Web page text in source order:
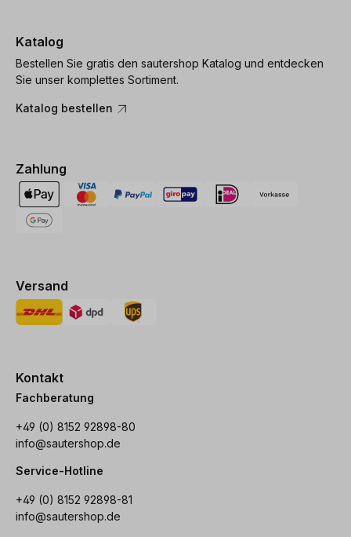
Katalog
Bestellen Sie gratis den sautershop Katalog und entdecken
Sie unser komplettes Sortiment.
Katalog bestellen
Zahlung
Versand
Kontakt
Fachberatung
+49 (0) 8152 92898-80
info@sautershop.de
Service-Hotline
+49 (0) 8152 92898-81
info@sautershop.de